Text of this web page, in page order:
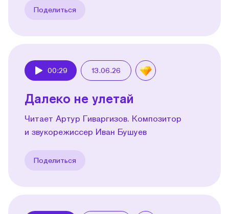
Поделиться
00:29 13.06.26
Далеко не улетай
Читает Артур Гиваргизов. Композитор
и звукорежиссер Иван Бушуев
Поделиться